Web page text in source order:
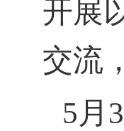
开展
交流
5月